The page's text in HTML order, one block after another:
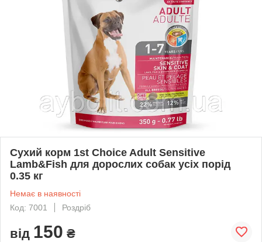
Сухий корм 1st Choice Adult Sensitive
Lamb&Fish для дорослих собак усіх порід
0.35 кг
Немає в наявності
Код: 7001
Роздріб
від 150 ₴